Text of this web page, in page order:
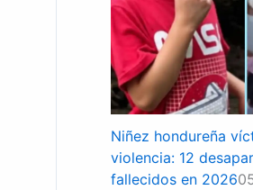
Niñez hondureña
violencia: 12
fallecidos en 2026